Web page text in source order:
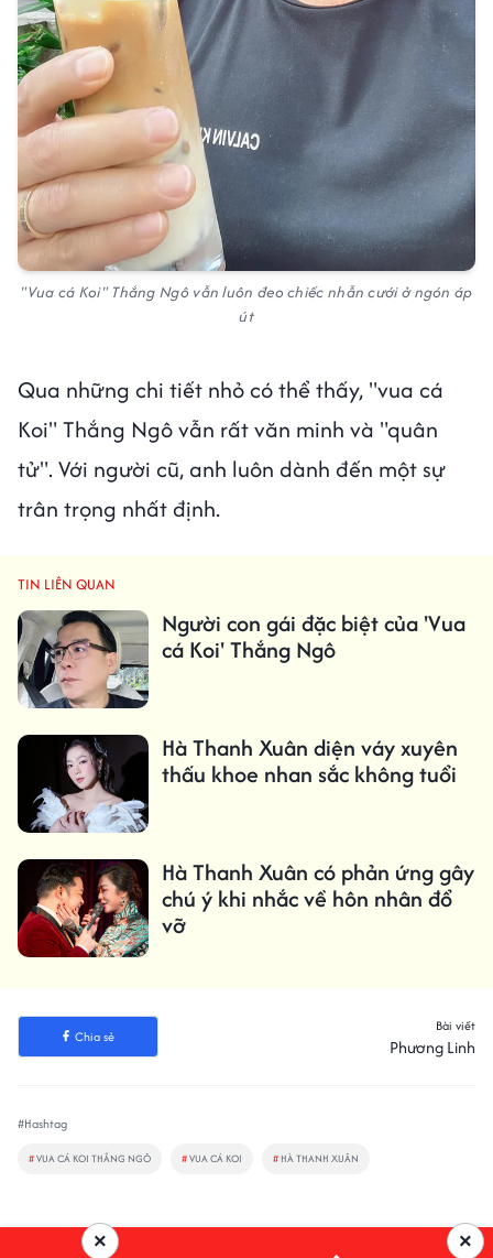
"Vua cá Koi" Thắng Ngô vẫn luôn đeo chiếc nhẫn cưới ở ngón áp
út
Qua những chi tiết nhỏ có thể thấy, "vua cá
Koi" Thắng Ngô vẫn rất văn minh và "quân
tử". Với người cũ, anh luôn dành đến một sự
trân trọng nhất định.
TIN LIÊN QUAN
Người con gái đặc biệt của 'Vua
cá Koi' Thắng Ngô
Hà Thanh Xuân diện váy xuyên
thấu khoe nhan sắc không tuổi
Hà Thanh Xuân có phản ứng gây
chú ý khi nhắc về hôn nhân đổ
vỡ
Chia sẻ
Bài viết
Phương Linh
#Hashtag
#VUA CÁ KOI THẮNG NGÔ #VUA CÁ KOI # HÀ THANH XUÂN
×
×